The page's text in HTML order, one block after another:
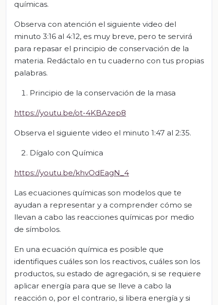
químicas.
Observa con atención el siguiente video del
minuto 3:16 al 4:12, es muy breve, pero te servirá
para repasar el principio de conservación de la
materia. Redáctalo en tu cuaderno con tus propias
palabras.
Principio de la conservación de la masa
https://youtu.be/ot-4KBAzep8
Observa el siguiente video el minuto 1:47 al 2:35.
Dígalo con Química
https://youtu.be/khvOdEagN_4
Las ecuaciones químicas son modelos que te
ayudan a representar y a comprender cómo se
llevan a cabo las reacciones químicas por medio
de símbolos.
En una ecuación química es posible que
identifiques cuáles son los reactivos, cuáles son los
productos, su estado de agregación, si se requiere
aplicar energía para que se lleve a cabo la
reacción o, por el contrario, si libera energía y si